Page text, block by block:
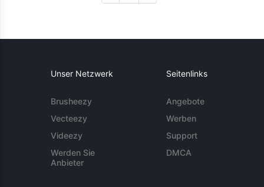
Unser Netzwerk
Brusheezy
Vecteezy
Videezy
Werden Sie
Anbieter
Seitenlinks
Angebote
Werben
Support
DMCA